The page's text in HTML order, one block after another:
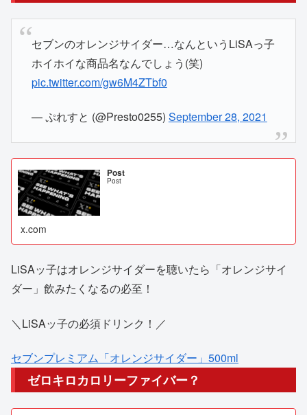
セブンのオレンジサイダー…なんというLiSAっ子
ホイホイな商品名なんでしょう(笑)
pic.twitter.com/gw6M4ZTbf0
— ぷれすと (@Presto0255) September 28, 2021
Post
Post
x.com
LiSAッ子はオレンジサイダーを聴いたら「オレンジサイ
ダー」飲みたくなるの必至！
＼LiSAッ子の必須ドリンク！／
セブンプレミアム「オレンジサイダー」500ml
ゼロキロカロリーファイバー？